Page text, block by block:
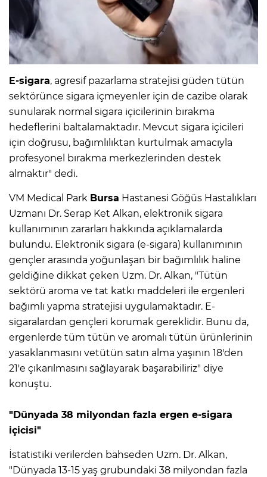
E-sigara, agresif pazarlama stratejisi güden tütün
sektörünce sigara içmeyenler için de cazibe olarak
sunularak normal sigara içicilerinin bırakma
hedeflerini baltalamaktadır. Mevcut sigara içicileri
için doğrusu, bağımlılıktan kurtulmak amacıyla
profesyonel bırakma merkezlerinden destek
almaktır" dedi.
VM Medical Park Bursa Hastanesi Göğüs Hastalıkları
Uzmanı Dr. Serap Ket Alkan, elektronik sigara
kullanımının zararları hakkında açıklamalarda
bulundu. Elektronik sigara (e-sigara) kullanımının
gençler arasında yoğunlaşan bir bağımlılık haline
geldiğine dikkat çeken Uzm. Dr. Alkan, "Tütün
sektörü aroma ve tat katkı maddeleri ile ergenleri
bağımlı yapma stratejisi uygulamaktadır. E-
sigaralardan gençleri korumak gereklidir. Bunu da,
ergenlerde tüm tütün ve aromalı tütün ürünlerinin
yasaklanmasını vetütün satın alma yaşının 18'den
21'e çıkarılmasını sağlayarak başarabiliriz" diye
konuştu.
"Dünyada 38 milyondan fazla ergen e-sigara
içicisi"
İstatistiki verilerden bahseden Uzm. Dr. Alkan,
"Dünyada 13-15 yaş grubundaki 38 milyondan fazla